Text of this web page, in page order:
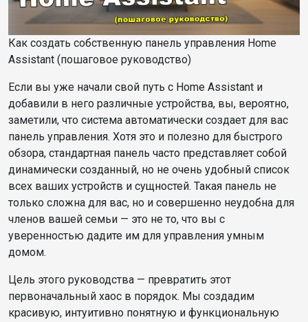
Как создать собственную панель управления Home
Assistant (пошаговое руководство)
Если вы уже начали свой путь с Home Assistant и
добавили в него различные устройства, вы, вероятно,
заметили, что система автоматически создает для вас
панель управления. Хотя это и полезно для быстрого
обзора, стандартная панель часто представляет собой
динамически созданный, но не очень удобный список
всех ваших устройств и сущностей. Такая панель не
только сложна для вас, но и совершенно неудобна для
членов вашей семьи — это не то, что вы с
уверенностью дадите им для управления умным
домом.
Цель этого руководства — превратить этот
первоначальный хаос в порядок. Мы создадим
красивую, интуитивно понятную и функциональную